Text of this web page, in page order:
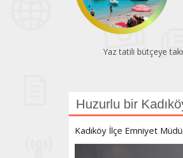
Yaz tatili bütçeye
Huzurlu bir
Kadıköy İlçe Emniyet